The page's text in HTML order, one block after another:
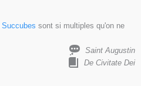
Succubes sont si multiples qu'on ne
Saint Augustin
De Civitate Dei